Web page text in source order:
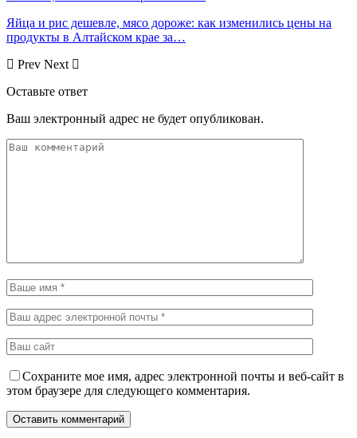
Яйца и рис дешевле, мясо дороже: как изменились цены на
продукты в Алтайском крае за…
Prev Next
Оставьте ответ
Ваш электронный адрес не будет опубликован.
Сохраните мое имя, адрес электронной почты и веб-сайт в
этом браузере для следующего комментария.